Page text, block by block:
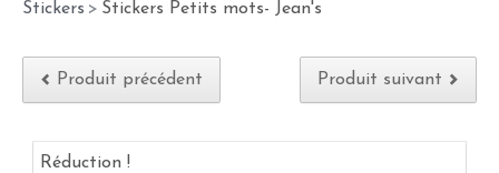
Stickers > Stickers Petits mots- Jean's
Produit précédent Produit suivant
Réduction !